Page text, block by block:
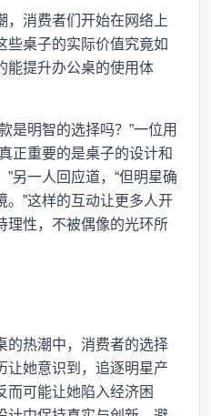
，消费者们开始在网络上
些桌子的实际价值究竟如
能提升办公桌的使用体
是明智的选择吗？”一位用
正重要的是桌子的设计和
另一人回应道，“但明星确
。”这样的互动让更多人开
理性，不被偶像的光环所
的热潮中，消费者的选择
让她意识到，追逐明星产
而可能让她陷入经济困